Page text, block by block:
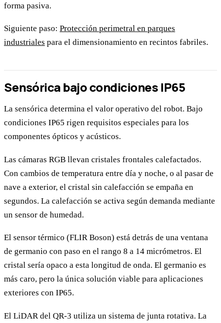
forma pasiva.
Siguiente paso: Protección perimetral en parques
industriales para el dimensionamiento en recintos fabriles.
Sensórica bajo condiciones IP65
La sensórica determina el valor operativo del robot. Bajo
condiciones IP65 rigen requisitos especiales para los
componentes ópticos y acústicos.
Las cámaras RGB llevan cristales frontales calefactados.
Con cambios de temperatura entre día y noche, o al pasar de
nave a exterior, el cristal sin calefacción se empaña en
segundos. La calefacción se activa según demanda mediante
un sensor de humedad.
El sensor térmico (FLIR Boson) está detrás de una ventana
de germanio con paso en el rango 8 a 14 micrómetros. El
cristal sería opaco a esta longitud de onda. El germanio es
más caro, pero la única solución viable para aplicaciones
exteriores con IP65.
El LiDAR del QR-3 utiliza un sistema de junta rotativa. La